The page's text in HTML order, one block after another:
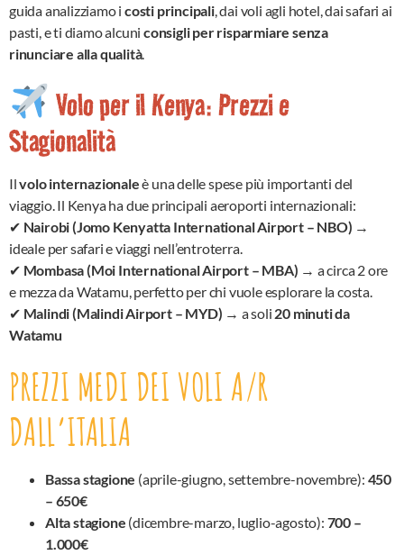
guida analizziamo icosti principali, dai voli agli hotel, dai safari ai
pasti, e ti diamo alcuniconsigli per risparmiare senza
rinunciare alla qualità.
Volo per il Kenya: Prezzi e
Stagionalità
Ilvolo internazionaleè una delle spese più importanti del
viaggio. Il Kenya ha due principali aeroporti internazionali:
✔ Nairobi (Jomo Kenyatta International Airport – NBO) →
ideale per safari e viaggi nell’entroterra.
✔ Mombasa (Moi International Airport – MBA) → a circa 2 ore
e mezza da Watamu, perfetto per chi vuole esplorare la costa.
✔ Malindi (Malindi Airport – MYD) → a soli 20 minuti da
Watamu
PREZZI MEDI DEI VOLI A/R
DALL’ITALIA
Bassa stagione (aprile-giugno, settembre-novembre): 450
– 650€
Alta stagione (dicembre-marzo, luglio-agosto): 700 –
1.000€